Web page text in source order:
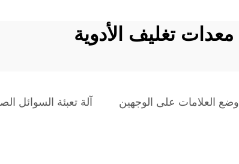
معدات تغليف الأدوية
وضع العلامات على الوجهين آلة تعبئة السوائل